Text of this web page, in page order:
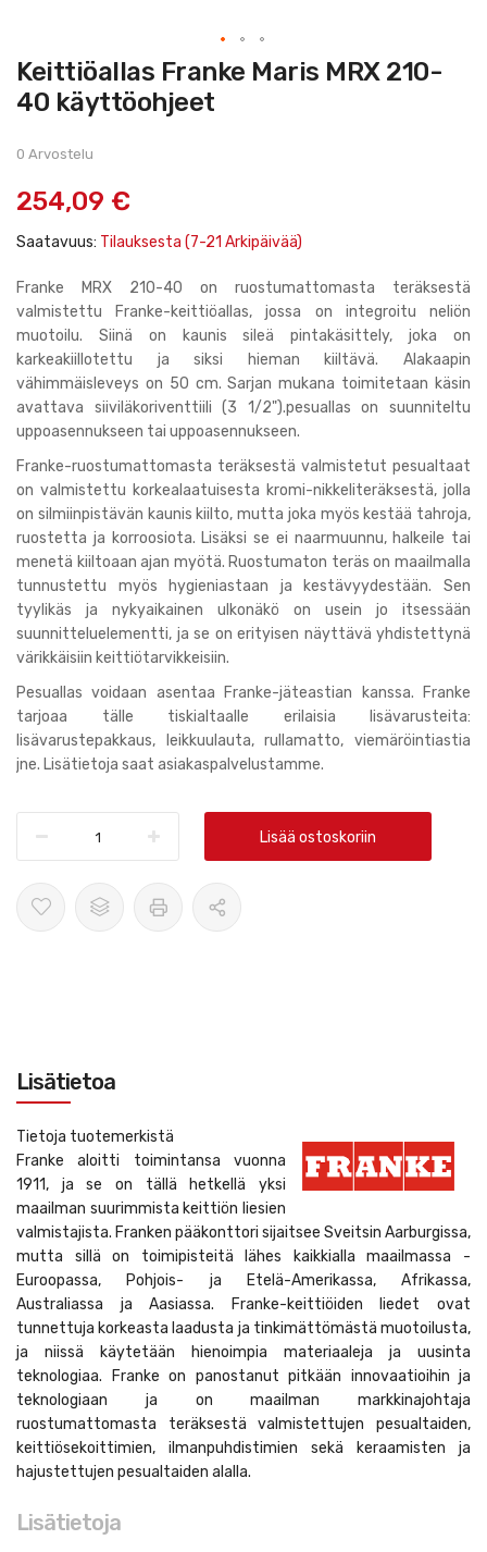
Skip
to
the
beginning
images
Keittiöallas Franke Maris MRX 210-
40 käyttöohjeet
0 Arvostelu
254,09 €
Saatavuus: Tilauksesta (7-21 Arkipäivää)
Franke MRX 210-40 on ruostumattomasta teräksestä
valmistettu Franke-keittiöallas, jossa on integroitu neliön
muotoilu. Siinä on kaunis sileä pintakäsittely, joka on
karkeakiillotettu ja siksi hieman kiiltävä. Alakaapin
vähimmäisleveys on 50 cm. Sarjan mukana toimitetaan käsin
avattava siiviläkoriventtiili (3 1/2").pesuallas on suunniteltu
uppoasennukseen tai uppoasennukseen.
Franke-ruostumattomasta teräksestä valmistetut pesualtaat
on valmistettu korkealaatuisesta kromi-nikkeliteräksestä, jolla
on silmiinpistävän kaunis kiilto, mutta joka myös kestää tahroja,
ruostetta ja korroosiota. Lisäksi se ei naarmuunnu, halkeile tai
menetä kiiltoaan ajan myötä. Ruostumaton teräs on maailmalla
tunnustettu myös hygieniastaan ja kestävyydestään. Sen
tyylikäs ja nykyaikainen ulkonäkö on usein jo itsessään
suunnitteluelementti, ja se on erityisen näyttävä yhdistettynä
värikkäisiin keittiötarvikkeisiin.
Pesuallas voidaan asentaa Franke-jäteastian kanssa. Franke
tarjoaa tälle tiskialtaalle erilaisia lisävarusteita:
lisävarustepakkaus, leikkuulauta, rullamatto, viemäröintiastia
jne. Lisätietoja saat asiakaspalvelustamme.
Lisää ostoskoriin
Lisätietoa
Tietoja tuotemerkistä
Franke aloitti toimintansa vuonna
1911, ja se on tällä hetkellä yksi
maailman suurimmista keittiön liesien
valmistajista. Franken pääkonttori sijaitsee Sveitsin Aarburgissa,
mutta sillä on toimipisteitä lähes kaikkialla maailmassa -
Euroopassa, Pohjois- ja Etelä-Amerikassa, Afrikassa,
Australiassa ja Aasiassa. Franke-keittiöiden liedet ovat
tunnettuja korkeasta laadusta ja tinkimättömästä muotoilusta,
ja niissä käytetään hienoimpia materiaaleja ja uusinta
teknologiaa. Franke on panostanut pitkään innovaatioihin ja
teknologiaan ja on maailman markkinajohtaja
ruostumattomasta teräksestä valmistettujen pesualtaiden,
keittiösekoittimien, ilmanpuhdistimien sekä keraamisten ja
hajustettujen pesualtaiden alalla.
Lisätietoja